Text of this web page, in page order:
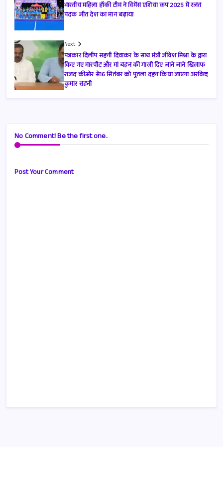
भारतीय महिला हॉकी टीम ने विमेंस एशिया कप 2025 में रजत
पदक जीत देश का मान बढ़ाया
Next
पत्रकार दिलीप सहनी दिवाकर के साथ मंत्री जीवेश मिश्रा के द्वारा
किए गए मारपीट और मां बहन की गाली दिए जाने जाने खिलाफ
राजद कीओर से16 सितंबर को पुतला दहन किया जाएगा:अरविन्द
कुमार सहनी
No Comment! Be the first one.
Post Your Comment